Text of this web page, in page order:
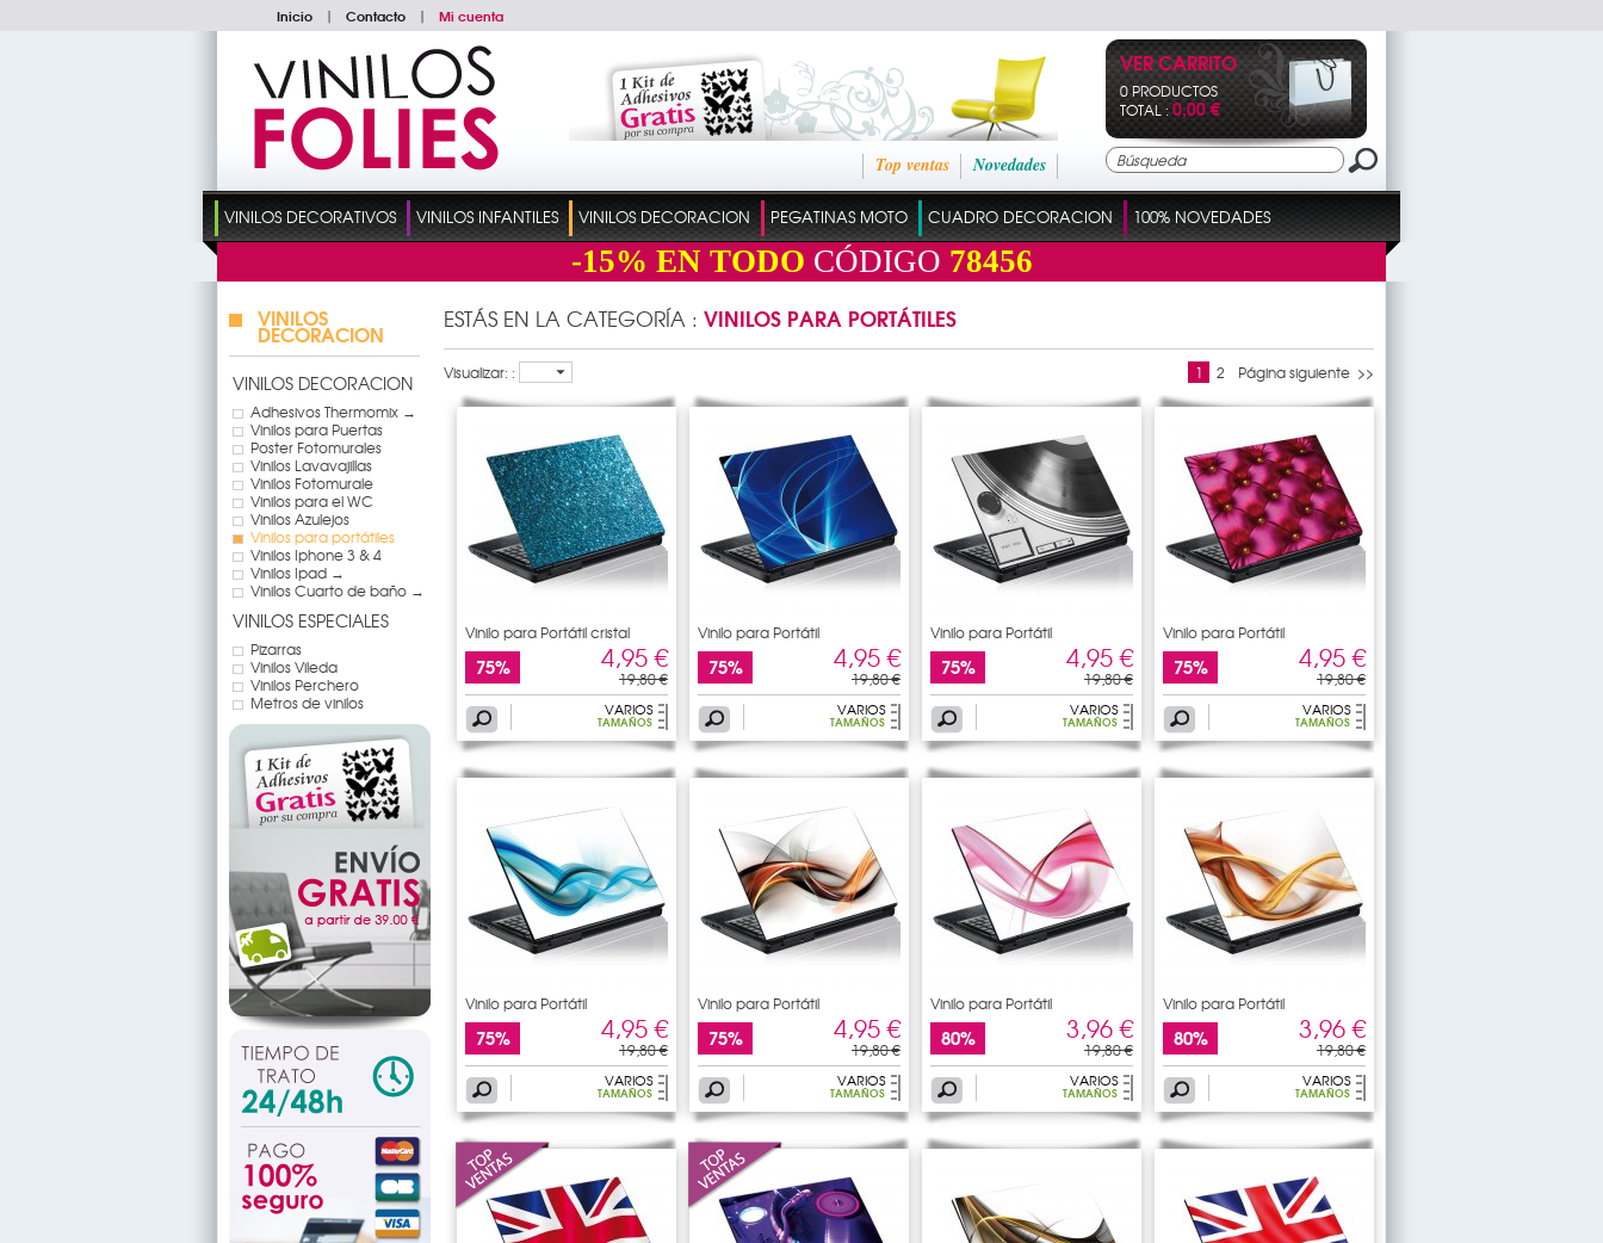
Inicio | Contacto | Mi cuenta
Novedades
Top ventas
VER CARRITO
0 PRODUCTOS
TOTAL :0,00 €
VINILOS DECORATIVOS VINILOS INFANTILES VINILOS DECORACION PEGATINAS MOTO CUADRO DECORACION 100% NOVEDADES
-15% EN TODO CÓDIGO 78456
VINILOS
DECORACION
VINILOS DECORACION
Adhesivos Thermomix →
Vinilos para Puertas
Poster Fotomurales
Vinilos Lavavajillas
Vinilos Fotomurale
Vinilos para el WC
Vinilos Azulejos
Vinilos para portátiles
Vinilos Iphone 3 & 4
Vinilos Ipad →
Vinilos Cuarto de baño →
VINILOS ESPECIALES
Pizarras
Vinilos Vileda
Vinilos Perchero
Metros de vinilos
ESTÁS EN LA CATEGORÍA : VINILOS PARA PORTÁTILES
Visualizar: : 1 2 Página siguiente >>
Vinilo para Portátil cristal
75% 4,95 €
19,80 €
VARIOS
TAMAÑOS
Vinilo para Portátil
75% 4,95 €
19,80 €
VARIOS
TAMAÑOS
Vinilo para Portátil
75% 4,95 €
19,80 €
VARIOS
TAMAÑOS
Vinilo para Portátil
75% 4,95 €
19,80 €
VARIOS
TAMAÑOS
Vinilo para Portátil
75% 4,95 €
19,80 €
VARIOS
TAMAÑOS
Vinilo para Portátil
75% 4,95 €
19,80 €
VARIOS
TAMAÑOS
Vinilo para Portátil
80% 3,96 €
19,80 €
VARIOS
TAMAÑOS
Vinilo para Portátil
80% 3,96 €
19,80 €
VARIOS
TAMAÑOS